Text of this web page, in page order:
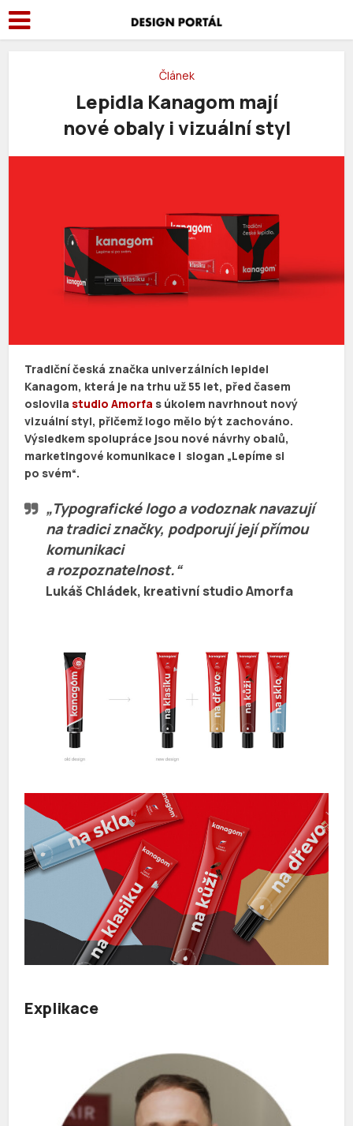
Článek
Lepidla Kanagom mají
nové obaly i vizuální styl
Tradiční česká značka univerzálních lepidel
Kanagom, která je na trhu už 55 let, před časem
oslovilastudio Amorfa s úkolem navrhnout nový
vizuální styl, přičemž logo mělo být zachováno.
Výsledkem spolupráce jsou nové návrhy obalů,
marketingové komunikace i slogan „Lepíme si
po svém“.
„Typografické logo a vodoznak navazují
na tradici značky, podporují její přímou
komunikaci
a rozpoznatelnost.“
Lukáš Chládek, kreativní studio Amorfa
Explikace